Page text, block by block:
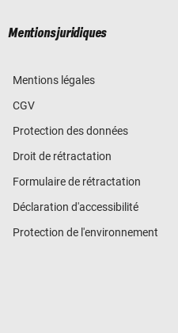
Mentions juridiques
Mentions légales
CGV
Protection des données
Droit de rétractation
Formulaire de rétractation
Déclaration d'accessibilité
Protection de l'environnement